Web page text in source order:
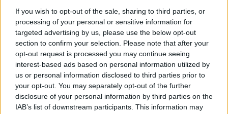
If you wish to opt-out of the sale, sharing to third parties, or
processing of your personal or sensitive information for
targeted advertising by us, please use the below opt-out
section to confirm your selection. Please note that after your
opt-out request is processed you may continue seeing
interest-based ads based on personal information utilized by
us or personal information disclosed to third parties prior to
your opt-out. You may separately opt-out of the further
disclosure of your personal information by third parties on the
IAB’s list of downstream participants. This information may
elektrik thyen rekordin e klasës
së tij në Nürburgring
Teleskopi më i fuqishëm diellor
zbulon vorbullat që ndikojnë
në motin hapësinor dhe Tokë